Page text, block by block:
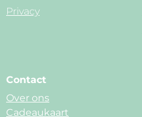
Privacy
Contact
Over ons
Cadeaukaart